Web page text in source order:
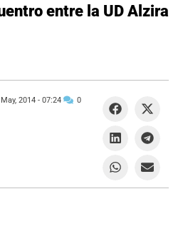
entre la UD Alzira
2014 - 07:24 0